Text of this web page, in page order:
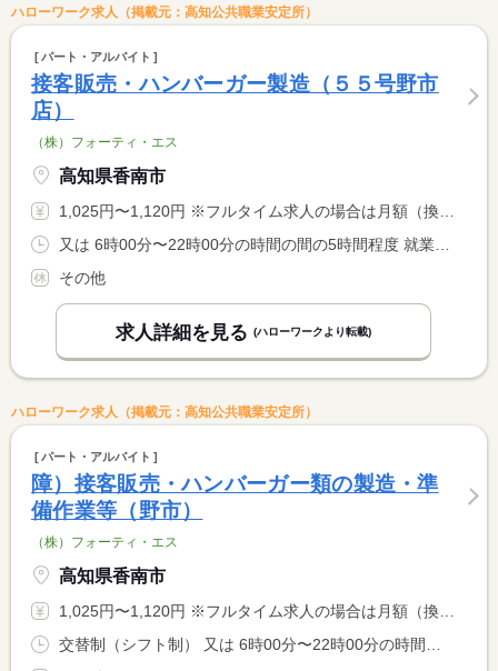
ハローワーク求人（掲載元：高知公共職業安定所）
パート・アルバイト
接客販売・ハンバーガー製造（５５号野市
店）
（株）フォーティ・エス
高知県香南市
1,025円〜1,120円 ※フルタイム求人の場合は月額（換算額）、パート求人の場合は時間額を表示しています。
又は 6時00分〜22時00分の時間の間の5時間程度 就業時間に関する特記事項 ＊勤務日数、就業時間は相談に応じます <BR> ＊週３０時間未満
その他
求人詳細を見る (ハローワークより転載)
ハローワーク求人（掲載元：高知公共職業安定所）
パート・アルバイト
障）接客販売・ハンバーガー類の製造・準
備作業等（野市）
（株）フォーティ・エス
高知県香南市
1,025円〜1,120円 ※フルタイム求人の場合は月額（換算額）、パート求人の場合は時間額を表示しています。
交替制（シフト制） 又は 6時00分〜22時00分の時間の間の5時間程度 就業時間に関する特記事項 ＊勤務日数、就業時間は相談に応じます（面接時の勤務可能時間、 <BR> 曜日をベースに毎週希望スケジュールを提出して頂きます） <BR> ＊週２０時間以上 <BR> ＊１８歳未満の方は２２時以降の勤務はありません。